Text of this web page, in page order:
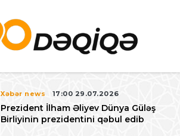
Xəbər news 17:00 29.07.2026
Prezident İlham Əliyev Dünya Güləş
Birliyinin prezidentini qəbul edib